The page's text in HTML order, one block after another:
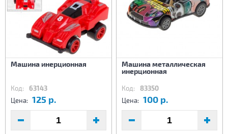
Машина инерционная
Код: 63143
Цена: 125 р.
Машина металлическая
инерционная
Код: 83350
Цена: 100 р.